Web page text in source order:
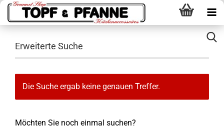
Erweiterte Suche
Die Suche ergab keine genauen Treffer.
MÖCHTEN
Möchten Sie noch einmal suchen?